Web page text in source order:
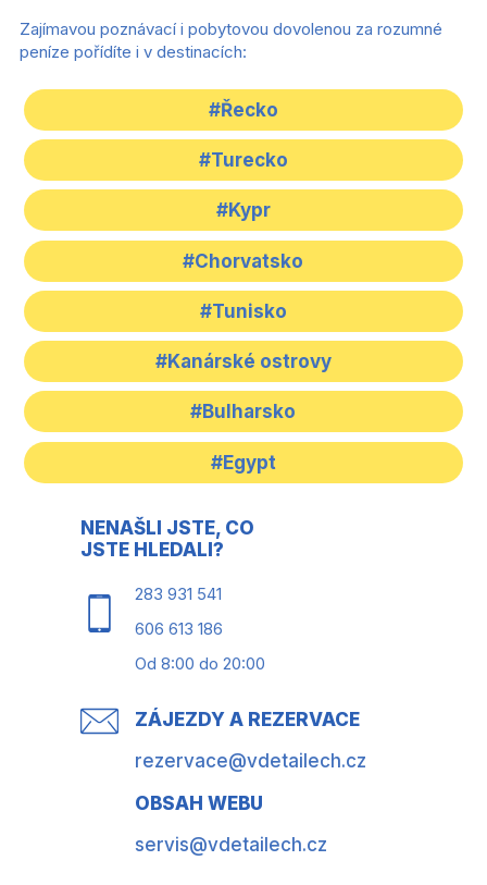
Zajímavou poznávací i pobytovou dovolenou za rozumné
peníze pořídíte i v destinacích:
#Řecko
#Turecko
#Kypr
#Chorvatsko
#Tunisko
#Kanárské ostrovy
#Bulharsko
#Egypt
NENAŠLI JSTE, CO
JSTE HLEDALI?
283 931 541
606 613 186
Od 8:00 do 20:00
ZÁJEZDY A REZERVACE
rezervace@vdetailech.cz
OBSAH WEBU
servis@vdetailech.cz